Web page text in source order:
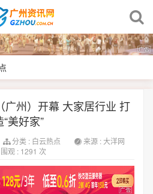
广州）开幕 大家居行业 打
“美好家”
分类 : 白云热点
来源 : 大洋网
观 : 1291 次